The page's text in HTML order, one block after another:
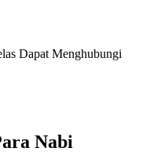
Dapat Menghubungi
Nabi